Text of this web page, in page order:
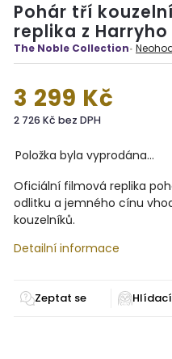
Pohár tří
replika z
The Noble Collection
3 299 Kč
2 726 Kč bez DPH
Položka byla vyprodána…
Oficiální filmová replika
odlitku a jemného cínu
kouzelníků.
Detailní informace
Zeptat se